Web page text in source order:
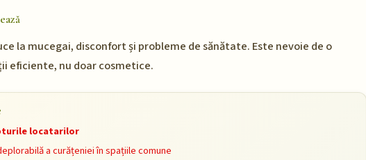
la mucegai, disconfort și probleme de sănătate. Este nevoie de o
eficiente, nu doar cosmetice.
locatarilor
a curățeniei în spațiile comune